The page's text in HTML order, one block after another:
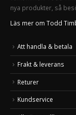
nya produkter, så
Läs mer om Todd
Att handla & betala
Frakt & leverans
Returer
Kundservice